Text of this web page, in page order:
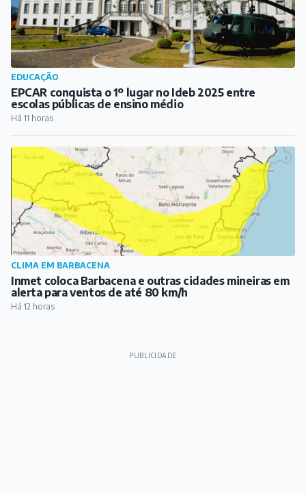
CLIMA EM BARBACENA
Inmet coloca Barbacena e outras cidades mineiras em
alerta para ventos de até 80 km/h
Há 12 horas
PUBLICIDADE